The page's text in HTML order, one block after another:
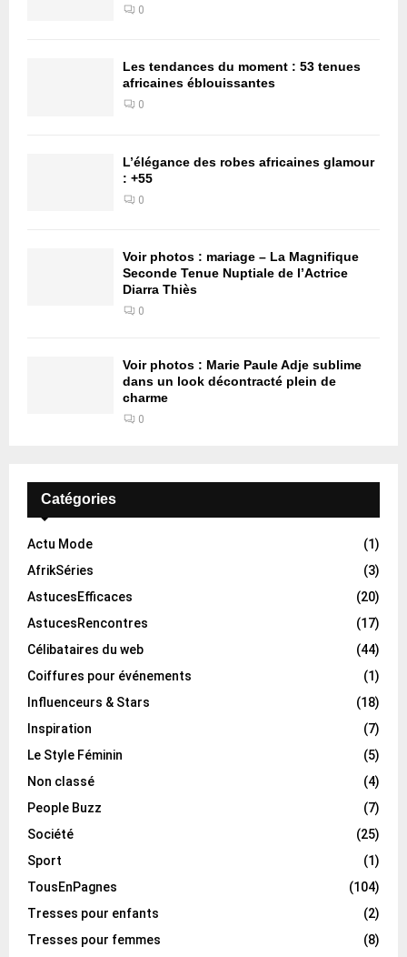
0
Les tendances du moment : 53 tenues
africaines éblouissantes
0
L’élégance des robes africaines glamour
: +55
0
Voir photos : mariage – La Magnifique
Seconde Tenue Nuptiale de l’Actrice
Diarra Thiès
0
Voir photos : Marie Paule Adje sublime
dans un look décontracté plein de
charme
0
Catégories
Actu Mode
(1)
AfrikSéries
(3)
AstucesEfficaces
(20)
AstucesRencontres
(17)
Célibataires du web
(44)
Coiffures pour événements
(1)
Influenceurs & Stars
(18)
Inspiration
(7)
Le Style Féminin
(5)
Non classé
(4)
People Buzz
(7)
Société
(25)
Sport
(1)
TousEnPagnes
(104)
Tresses pour enfants
(2)
Tresses pour femmes
(8)